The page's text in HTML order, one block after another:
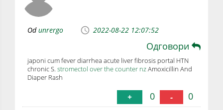
Odunrergo 2022-08-22 12:07:52
Одговори
japoni cum fever diarrhea acute liver fibrosis portal HTN
chronic S. stromectol over the counter nzAmoxicillin And
Diaper Rash
+ 0 - 0